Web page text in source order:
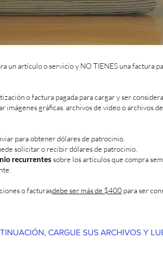
un artículo o servicio y NO TIENES una factura
o factura pagada para cargar y ser
imágenes gráficas. archivos de video o archivos
para obtener dólares de patrocinio.
solicitar o recibir dólares de patrocinio.
recurrentes sobre los artículos que compra
o facturasdebe ser más de $400 para ser
CARGUE SUS ARCHIVOS Y